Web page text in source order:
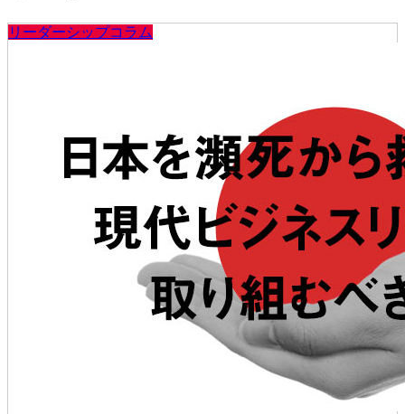
リーダーシップコラム